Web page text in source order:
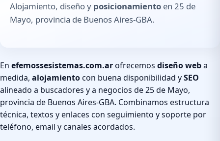
Alojamiento, diseño y posicionamiento en 25 de
Mayo, provincia de Buenos Aires-GBA.
En efemossesistemas.com.arofrecemos diseño weba
medida, alojamientocon buena disponibilidad ySEO
alineado a buscadores y a negocios de 25 de Mayo,
provincia de Buenos Aires-GBA. Combinamos estructura
técnica, textos y enlaces con seguimiento y soporte por
teléfono, email y canales acordados.